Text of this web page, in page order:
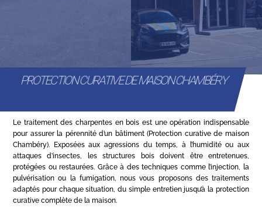
PROTECTION CURATIVE DE MAISON CHAMBÉRY
Le traitement des charpentes en bois est une opération indispensable
pour assurer la pérennité d’un bâtiment (Protection curative de maison
Chambéry). Exposées aux agressions du temps, à l’humidité ou aux
attaques d’insectes, les structures bois doivent être entretenues,
protégées ou restaurées. Grâce à des techniques comme l’injection, la
pulvérisation ou la fumigation, nous vous proposons des traitements
adaptés pour chaque situation, du simple entretien jusqu’à la protection
curative complète de la maison.